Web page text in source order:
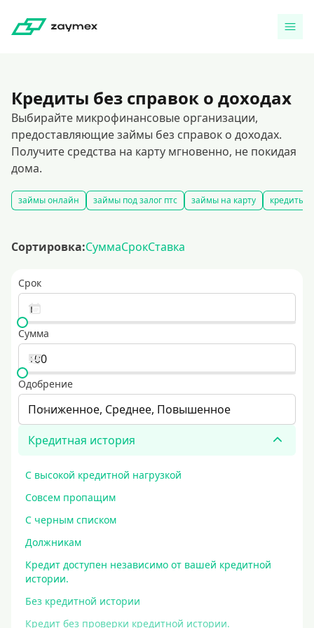
Кредиты без справок о доходах
Выбирайте микрофинансовые организации,
предоставляющие займы без справок о доходах.
Получите средства на карту мгновенно, не покидая
дома.
займы онлайн займы под залог птс займы на карту кредиты
Сортировка:СуммаСрокСтавка
Срок
Сумма
Одобрение
Пониженное, Среднее, Повышенное
Кредитная история
С высокой кредитной нагрузкой
Совсем пропащим
С черным списком
Должникам
Кредит доступен независимо от вашей кредитной
истории.
Без кредитной истории
Кредит без проверки кредитной истории.